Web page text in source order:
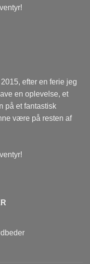
efter en ferie jeg
en oplevelse, et
på et fantastisk
være på resten af